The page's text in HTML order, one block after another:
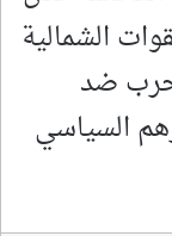
الشمالية
ضد
السياسي